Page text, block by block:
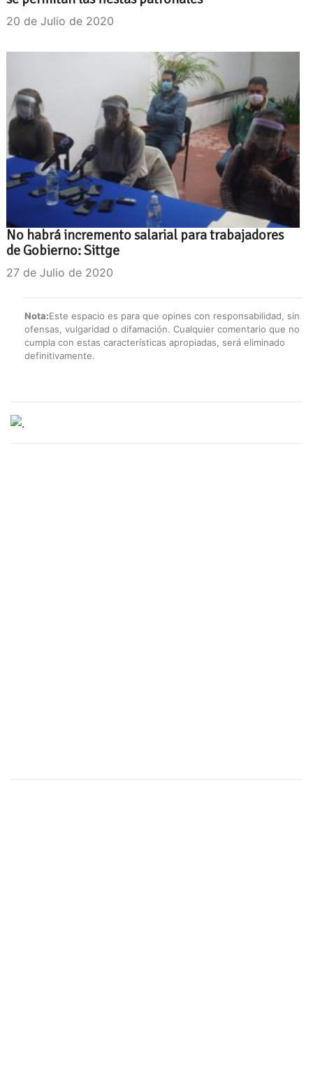
20 de Julio de 2020
No habrá incremento salarial para trabajadores
de Gobierno: Sittge
27 de Julio de 2020
Nota:Este espacio es para que opines con responsabilidad, sin
ofensas, vulgaridad o difamación. Cualquier comentario que no
cumpla con estas características apropiadas, será eliminado
definitivamente.